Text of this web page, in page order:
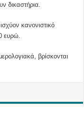
δικαστήρια.
κανονιστικό
ευρώ.
βρίσκονται